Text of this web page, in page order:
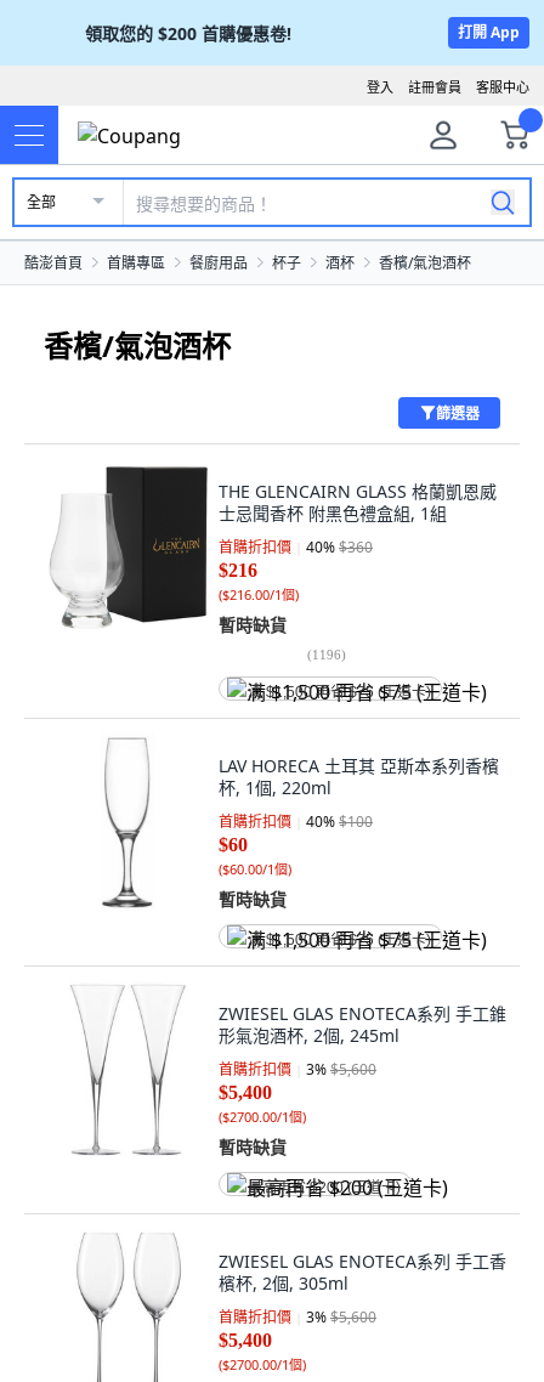
領取您的 $200 首購優惠卷! 打開 App
客服中心
註冊會員
登入
全部
酷澎首頁 首購專區 餐廚用品 杯子 酒杯 香檳/氣泡酒杯
香檳/氣泡酒杯
篩選器
THE GLENCAIRN GLASS 格蘭凱恩威
士忌聞香杯 附黑色禮盒組, 1組
首購折扣價 40%$360
$216
($216.00/1個)
暫時缺貨
(1196)
满 $1,500 再省 $75 (王道卡)
LAV HORECA 土耳其 亞斯本系列香檳
杯, 1個, 220ml
首購折扣價 40%$100
$60
($60.00/1個)
暫時缺貨
满 $1,500 再省 $75 (王道卡)
ZWIESEL GLAS ENOTECA系列 手工錐
形氣泡酒杯, 2個, 245ml
首購折扣價 3%$5,600
$5,400
($2700.00/1個)
暫時缺貨
最高再省 $200 (王道卡)
ZWIESEL GLAS ENOTECA系列 手工香
檳杯, 2個, 305ml
首購折扣價 3%$5,600
$5,400
($2700.00/1個)